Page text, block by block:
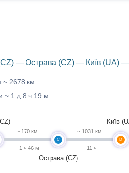
— Острава (CZ) — Київ (UA)
~ 2678 км
~ 1 д 8 ч 19 м
~ 170 км
~ 1 ч 46 м
C
Острава (CZ)
~ 1031 км
~ 11 ч
D
Київ